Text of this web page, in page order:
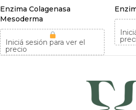
Enzima Colagenasa
Mesoderma
Iniciá sesión para ver el
precio